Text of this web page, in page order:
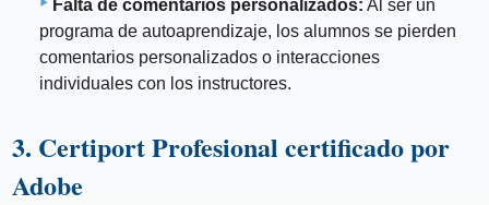
Falta de comentarios personalizados: Al ser un
programa de autoaprendizaje, los alumnos se pierden
comentarios personalizados o interacciones
individuales con los instructores.
3. Certiport Profesional certificado por
Adobe